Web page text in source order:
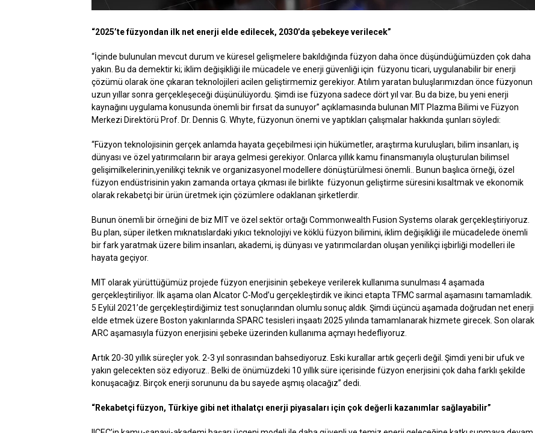
“2025’te füzyondan ilk net enerji elde edilecek, 2030’da şebekeye verilecek”
“İçinde bulunulan mevcut durum ve küresel gelişmelere bakıldığında füzyon daha önce düşündüğümüzden çok daha
yakın. Bu da demektir ki; iklim değişikliği ile mücadele ve enerji güvenliği için füzyonu ticari, uygulanabilir bir enerji
çözümü olarak öne çıkaran teknolojileri acilen geliştirmemiz gerekiyor. Atılım yaratan buluşlarımızdan önce füzyonun
uzun yıllar sonra gerçekleşeceği düşünülüyordu. Şimdi ise füzyona sadece dört yıl var. Bu da bize, bu yeni enerji
kaynağını uygulama konusunda önemli bir fırsat da sunuyor” açıklamasında bulunan MIT Plazma Bilimi ve Füzyon
Merkezi Direktörü Prof. Dr. Dennis G. Whyte, füzyonun önemi ve yaptıkları çalışmalar hakkında şunları söyledi:
“Füzyon teknolojisinin gerçek anlamda hayata geçebilmesi için hükümetler, araştırma kuruluşları, bilim insanları, iş
dünyası ve özel yatırımcıların bir araya gelmesi gerekiyor. Onlarca yıllık kamu finansmanıyla oluşturulan bilimsel
gelişimilkelerinin,yenilikçi teknik ve organizasyonel modellere dönüştürülmesi önemli.. Bunun başlıca örneği, özel
füzyon endüstrisinin yakın zamanda ortaya çıkması ile birlikte füzyonun geliştirme süresini kısaltmak ve ekonomik
olarak rekabetçi bir ürün üretmek için çözümlere odaklanan şirketlerdir.
Bunun önemli bir örneğini de biz MIT ve özel sektör ortağı Commonwealth Fusion Systems olarak gerçekleştiriyoruz.
Bu plan, süper iletken mıknatıslardaki yıkıcı teknolojiyi ve köklü füzyon bilimini, iklim değişikliği ile mücadelede önemli
bir fark yaratmak üzere bilim insanları, akademi, iş dünyası ve yatırımcılardan oluşan yenilikçi işbirliği modelleri ile
hayata geçiyor.
MIT olarak yürüttüğümüz projede füzyon enerjisinin şebekeye verilerek kullanıma sunulması 4 aşamada
gerçekleştiriliyor. İlk aşama olan Alcator C-Mod’u gerçekleştirdik ve ikinci etapta TFMC sarmal aşamasını tamamladık.
5 Eylül 2021’de gerçekleştirdiğimiz test sonuçlarından olumlu sonuç aldık. Şimdi üçüncü aşamada doğrudan net enerji
elde etmek üzere Boston yakınlarında SPARC tesisleri inşaatı 2025 yılında tamamlanarak hizmete girecek. Son olarak
ARC aşamasıyla füzyon enerjisini şebeke üzerinden kullanıma açmayı hedefliyoruz.
Artık 20-30 yıllık süreçler yok. 2-3 yıl sonrasından bahsediyoruz. Eski kurallar artık geçerli değil. Şimdi yeni bir ufuk ve
yakın gelecekten söz ediyoruz.. Belki de önümüzdeki 10 yıllık süre içerisinde füzyon enerjisini çok daha farklı şekilde
konuşacağız. Birçok enerji sorununu da bu sayede aşmış olacağız” dedi.
“Rekabetçi füzyon, Türkiye gibi net ithalatçı enerji piyasaları için çok değerli kazanımlar sağlayabilir”